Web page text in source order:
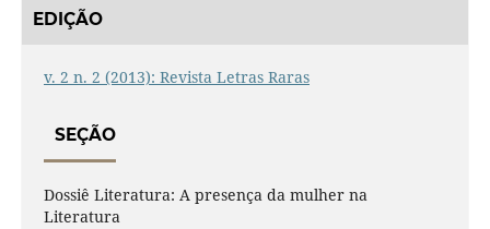
EDIÇÃO
v. 2 n. 2 (2013): Revista Letras Raras
SEÇÃO
Dossiê Literatura: A presença da mulher na
Literatura